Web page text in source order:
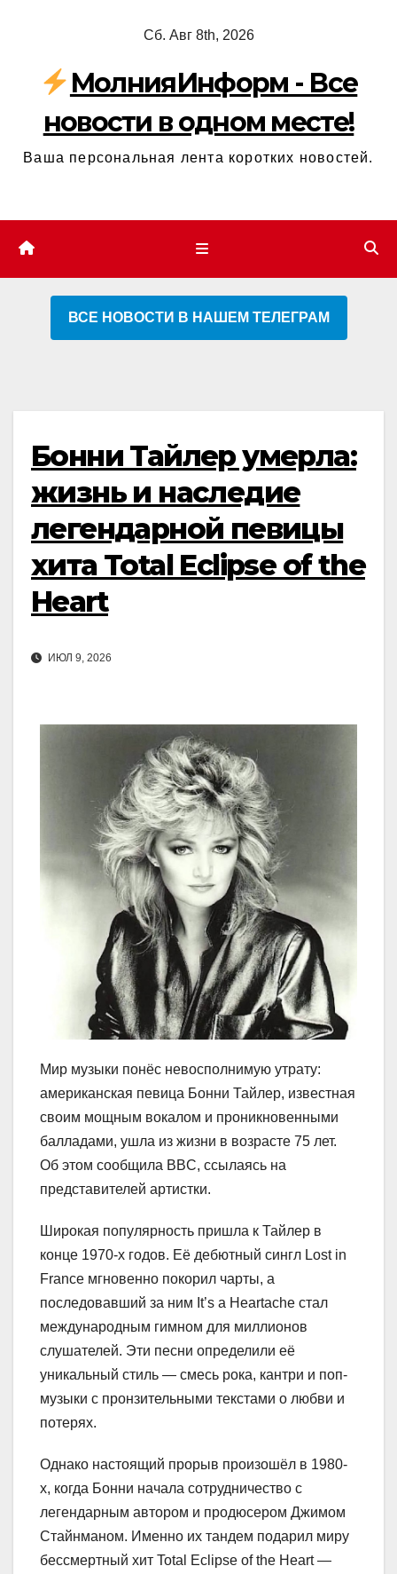
содержимому
Сб. Авг 8th, 2026
МолнияИнформ - Все
новости в одном месте!
Ваша персональная лента коротких новостей.
ВСЕ НОВОСТИ В НАШЕМ ТЕЛЕГРАМ
Бонни Тайлер умерла:
жизнь и наследие
легендарной певицы
хита Total Eclipse of the
Heart
ИЮЛ 9, 2026
Мир музыки понёс невосполнимую утрату:
американская певица Бонни Тайлер, известная
своим мощным вокалом и проникновенными
балладами, ушла из жизни в возрасте 75 лет.
Об этом сообщила BBC, ссылаясь на
представителей артистки.
Широкая популярность пришла к Тайлер в
конце 1970-х годов. Её дебютный сингл Lost in
France мгновенно покорил чарты, а
последовавший за ним It’s a Heartache стал
международным гимном для миллионов
слушателей. Эти песни определили её
уникальный стиль — смесь рока, кантри и поп-
музыки с пронзительными текстами о любви и
потерях.
Однако настоящий прорыв произошёл в 1980-
х, когда Бонни начала сотрудничество с
легендарным автором и продюсером Джимом
Стайнманом. Именно их тандем подарил миру
бессмертный хит Total Eclipse of the Heart —